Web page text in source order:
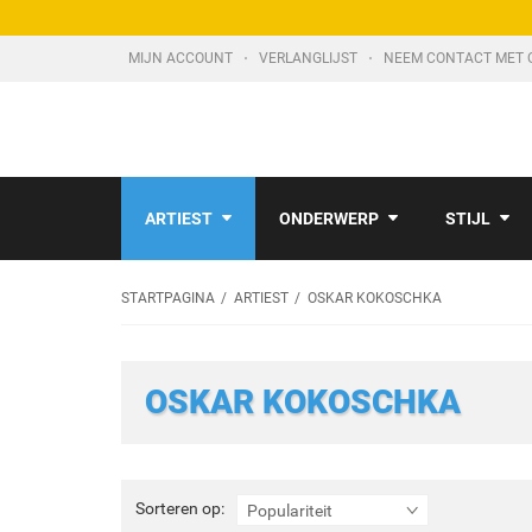
MIJN ACCOUNT VERLANGLIJST NEEM CONTACT MET
ARTIEST ONDERWERP STIJL
STARTPAGINA ARTIEST OSKAR KOKOSCHKA
OSKAR KOKOSCHKA
Sorteren op: Populariteit
Sorteren
op: